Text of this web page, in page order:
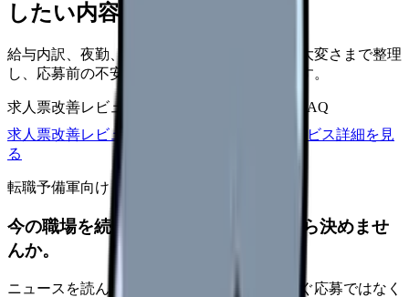
したい内容に直せます
給与内訳、夜勤、休日、教育、職場の正直な大変さまで整理
し、応募前の不安を減らす求人票へ改善します。
求人票改善レビュー
応募前FAQ
求人票改善レビューの見積もりを依頼
サービス詳細を見
る
転職予備軍向け
今の職場を続けるか、条件を比べてから決めませ
んか。
ニュースを読んで不安が強くなった時は、すぐ応募ではなく